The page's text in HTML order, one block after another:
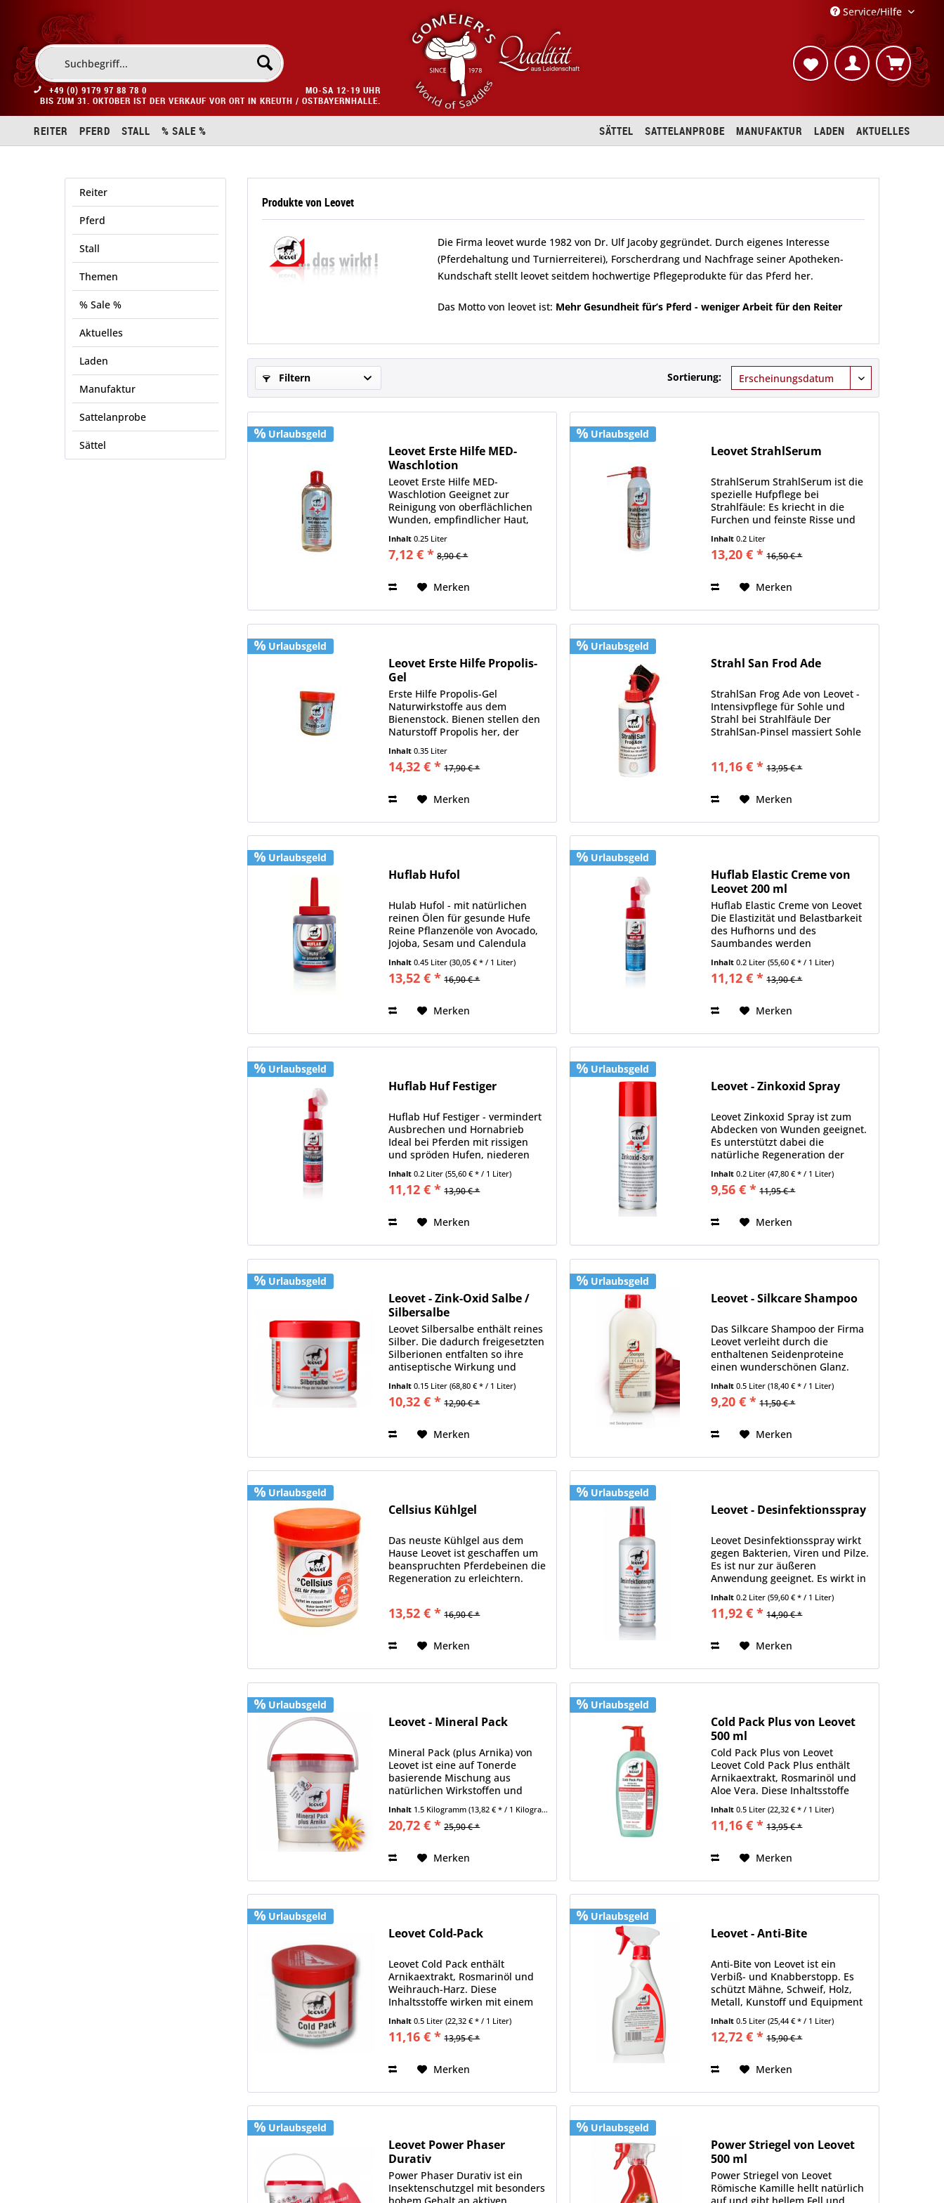
Service/Hilfe
+49 (0) 9179 97 88 78 0
MO-SA 12-19 UHR
BIS ZUM 31. OKTOBER IST DER VERKAUF VOR ORT IN KREUTH / OSTBAYERNHALLE.
REITER PFERD STALL % SALE % AKTUELLES
LADEN
MANUFAKTUR
SATTELANPROBE
SÄTTEL
Reiter
Pferd
Stall
Themen
% Sale %
Aktuelles
Laden
Manufaktur
Sattelanprobe
Sättel
Produkte von Leovet
Die Firma leovet wurde 1982 von Dr. Ulf Jacoby gegründet. Durch eigenes Interesse
(Pferdehaltung und Turnierreiterei), Forscherdrang und Nachfrage seiner Apotheken-
Kundschaft stellt leovet seitdem hochwertige Pflegeprodukte für das Pferd her.
Das Motto von leovet ist: Mehr Gesundheit für’s Pferd - weniger Arbeit für den Reiter
Filtern Sortierung:
Urlaubsgeld
Leovet Erste Hilfe MED-
Waschlotion
Leovet Erste Hilfe MED-
Waschlotion Geeignet zur
Reinigung von oberflächlichen
Wunden, empfindlicher Haut,
Mauke, sensiblen und gereizten
Hautpartien. Parfumfrei, pH
hautneutral, ohne ätherische Öle.
Inhalt0.25 Liter
7,12 € * 8,90 € *
Merken
Urlaubsgeld
Leovet StrahlSerum
StrahlSerum StrahlSerum ist die
spezielle Hufpflege bei
Strahlfäule: Es kriecht in die
Furchen und feinste Risse und
Taschen und dringt so zu
verfaulten Stellen vor. Das
StrahlSerum trocknet den Strahl,
nachwachsen...
Inhalt0.2 Liter
13,20 € * 16,50 € *
Merken
Urlaubsgeld
Leovet Erste Hilfe Propolis-
Gel
Erste Hilfe Propolis-Gel
Naturwirkstoffe aus dem
Bienenstock. Bienen stellen den
Naturstoff Propolis her, der
Spurenelemente enthält, um den
Bienenstock mit diesem
Krankheiten zu schützen....
Inhalt0.35 Liter
14,32 € * 17,90 € *
Merken
Urlaubsgeld
Strahl San Frod Ade
StrahlSan Frog Ade von Leovet -
Intensivpflege für Sohle und
Strahl bei Strahlfäule Der
StrahlSan-Pinsel massiert Sohle
regt die Duchblutung an. Sohle
11,16 € * 13,95 € *
Merken
Urlaubsgeld
Huflab Hufol
Hulab Hufol - mit natürlichen
reinen Ölen für gesunde Hufe
Reine Pflanzenöle von Avocado,
Jojoba, Sesam und Calendula
pflegen, nähren und halten das
Hufhorn elastisch und gesund.
Aktiviert das Hufwachstum,
und...
Inhalt0.45 Liter(30,05 € * / 1 Liter)
13,52 € * 16,90 € *
Merken
Urlaubsgeld
Huflab Elastic Creme von
Leovet 200 ml
Huflab Elastic Creme von Leovet
Die Elastizität und Belastbarkeit
des Hufhorns und des
Saumbandes werden
entscheidend verbessert. Stärkt
den Huf und seine
Schutzmechanismen. Fördert den
elastische, kraftvolle...
Inhalt0.2 Liter(55,60 € * / 1 Liter)
11,12 € * 13,90 € *
Merken
Urlaubsgeld
Huflab Huf Festiger
Huflab Huf Festiger - vermindert
Ausbrechen und Hornabrieb
Ideal bei Pferden mit rissigen
und spröden Hufen, niederen
Trachten, losem Hufhorn und für
Barhufer. Wand und Sohle
werden gefestigt. Sorgt für festen
Inhalt0.2 Liter(55,60 € * / 1 Liter)
11,12 € * 13,90 € *
Merken
Urlaubsgeld
Leovet - Zinkoxid Spray
Leovet Zinkoxid Spray ist zum
Abdecken von Wunden geeignet.
Es unterstützt dabei die
natürliche Regeneration der
Haut. Es bildet einen Schutzfilm
vor Wundsekreten, Schweiß,
Urin, Wasser und anderen
stark...
Inhalt0.2 Liter(47,80 € * / 1 Liter)
9,56 € * 11,95 € *
Merken
Urlaubsgeld
Leovet - Zink-Oxid Salbe /
Silbersalbe
Leovet Silbersalbe enthält reines
Silber. Die dadurch freigesetzten
Silberionen entfalten so ihre
antiseptische Wirkung und
zurückdrängen. Entzündungen
lassen dadurch nach und die
sich....
Inhalt0.15 Liter(68,80 € * / 1 Liter)
10,32 € * 12,90 € *
Merken
Urlaubsgeld
Leovet - Silkcare Shampoo
Das Silkcare Shampoo der Firma
Leovet verleiht durch die
enthaltenen Seidenproteine
einen wunderschönen Glanz.
pflegen und unterstützen die
Haarstruktur nachhaltig. Inhalt:
Inhalt0.5 Liter(18,40 € * / 1 Liter)
9,20 € * 11,50 € *
Merken
Urlaubsgeld
Cellsius Kühlgel
Das neuste Kühlgel aus dem
Hause Leovet ist geschaffen um
beanspruchten Pferdebeinen die
Regeneration zu erleichtern.
Pferdebeine mit Wasser erreicht
13,52 € * 16,90 € *
Merken
Urlaubsgeld
Leovet - Desinfektionsspray
Leovet Desinfektionsspray wirkt
gegen Bakterien, Viren und Pilze.
Es ist nur zur äußeren
Anwendung geeignet. Es wirkt in
kurzer Zeit stark desinfizierend.
Inhalt: 200 ml !Biozidprodukte
und Arzneimittel vorsichtig
Inhalt0.2 Liter(59,60 € * / 1 Liter)
11,92 € * 14,90 € *
Merken
Urlaubsgeld
Leovet - Mineral Pack
Mineral Pack (plus Arnika) von
Leovet ist eine auf Tonerde
basierende Mischung aus
natürlichen Wirkstoffen und
mobilisiert und aktiviert
überanstrengte Beine schneller
wieder...
Inhalt 1.5 Kilogramm(13,82 € * / 1 Kilogramm)
20,72 € * 25,90 € *
Merken
Urlaubsgeld
Cold Pack Plus von Leovet
500 ml
Cold Pack Plus von Leovet
Leovet Cold Pack Plus enthält
Arnikaextrakt, Rosmarinöl und
Aloe Vera. Diese Inhaltsstoffe
Effekt vor und nach sportlicher
Anstrengung. Nach dem
Inhalt0.5 Liter(22,32 € * / 1 Liter)
11,16 € * 13,95 € *
Merken
Urlaubsgeld
Leovet Cold-Pack
Leovet Cold Pack enthält
Arnikaextrakt, Rosmarinöl und
Weihrauch-Harz. Diese
Inhaltsstoffe wirken mit einem
Zwei-Phasen-Effekt vor und nach
sportlicher Anstrengung. Nach
dem Auftragen tritt zunächst eine
anhaltende...
Inhalt0.5 Liter(22,32 € * / 1 Liter)
11,16 € * 13,95 € *
Merken
Urlaubsgeld
Leovet - Anti-Bite
Anti-Bite von Leovet ist ein
Verbiß- und Knabberstopp. Es
schützt Mähne, Schweif, Holz,
Metall, Kunstoff und Equipment
vor Anknabbern. Wirkstoffe:
BitrexTM (nichtionischer Haft-
Filmbildner) Enthält Propan-2-ol
Inhalt0.5 Liter(25,44 € * / 1 Liter)
12,72 € * 15,90 € *
Merken
Urlaubsgeld
Leovet Power Phaser
Durativ
Power Phaser Durativ ist ein
Insektenschutzgel mit besonders
Urlaubsgeld
Power Striegel von Leovet
500 ml
Power Striegel von Leovet
Römische Kamille hellt natürlich